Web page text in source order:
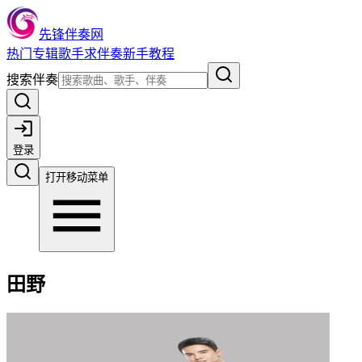
先锋伴奏网
热门 专辑歌手求伴奏新手教程
搜索伴奏
登录
打开移动菜单
田野